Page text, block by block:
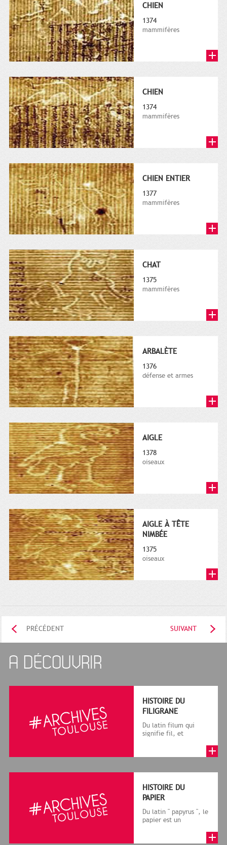
CHIEN
1374
mammifères
CHIEN
1374
mammifères
CHIEN ENTIER
1377
mammifères
CHAT
1375
mammifères
ARBALÈTE
1376
défense et armes
AIGLE
1378
oiseaux
AIGLE À TÊTE
NIMBÉE
1375
oiseaux
PRÉCÉDENT SUIVANT
A DÉCOUVRIR
HISTOIRE DU
FILIGRANE
Du latin filum qui
signifie fil, et
le cadre de la f...
HISTOIRE DU
PAPIER
Du latin " papyrus ", le
papier est un